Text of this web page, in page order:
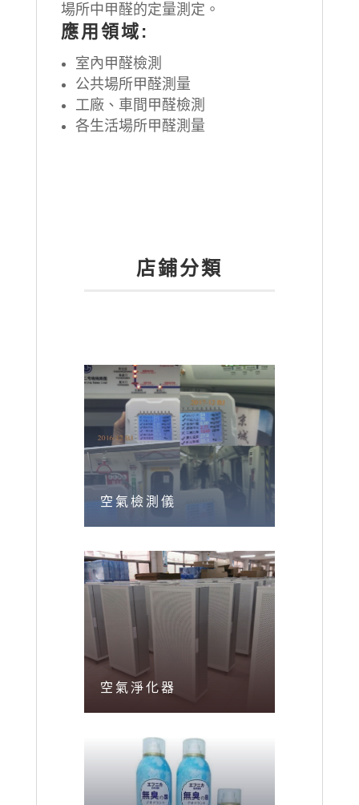
場所中甲醛的定量測定。
應用領域:
室內甲醛檢測
公共場所甲醛測量
工廠、車間甲醛檢測
各生活場所甲醛測量
店鋪分類
空氣檢測儀
空氣淨化器